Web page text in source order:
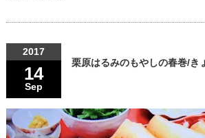
2017
14
Sep
栗原はるみのもやしの春巻/き